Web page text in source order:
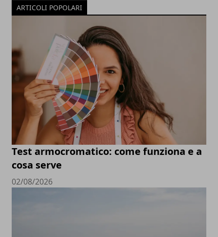
ARTICOLI POPOLARI
Test armocromatico: come funziona e a
cosa serve
02/08/2026